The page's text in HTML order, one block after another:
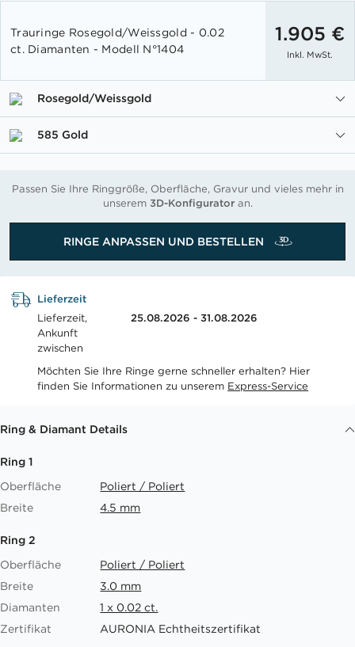
der
Bildgalerie
Trauringe Rosegold/Weissgold - 0.02
ct. Diamanten - Modell N°1404
1.905 €
Inkl. MwSt.
Rosegold/Weissgold
585 Gold
Passen Sie Ihre Ringgröße, Oberfläche, Gravur und vieles mehr in
unserem 3D-Konfiguratoran.
RINGE ANPASSEN UND BESTELLEN
Lieferzeit
Lieferzeit,
Ankunft
zwischen
25.08.2026 - 31.08.2026
Möchten Sie Ihre Ringe gerne schneller erhalten? Hier
finden Sie Informationen zu unserem Express-Service
Ring & Diamant Details
Ring 1
Oberfläche
Poliert / Poliert
Breite
4.5 mm
Ring 2
Oberfläche
Poliert / Poliert
Breite
3.0 mm
Diamanten
1 x 0.02 ct.
Zertifikat
AURONIA Echtheitszertifikat